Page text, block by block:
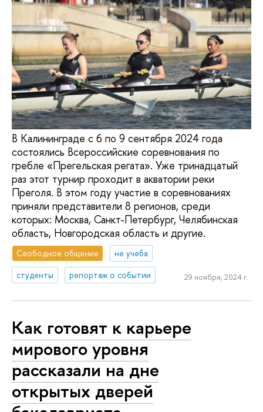
В Калининграде с 6 по 9 сентября 2024 года
состоялись Всероссийские соревнования по
гребле «Прегельская регата». Уже тринадцатый
раз этот турнир проходит в акватории реки
Преголя. В этом году участие в соревнованиях
приняли представители 8 регионов, среди
которых: Москва, Санкт-Петербург, Челябинская
область, Новгородская область и другие.
Свободное общение
не учеба
студенты
репортаж о событии 29 ноября, 2024 г.
Как готовят к карьере
мирового уровня
рассказали на дне
открытых дверей